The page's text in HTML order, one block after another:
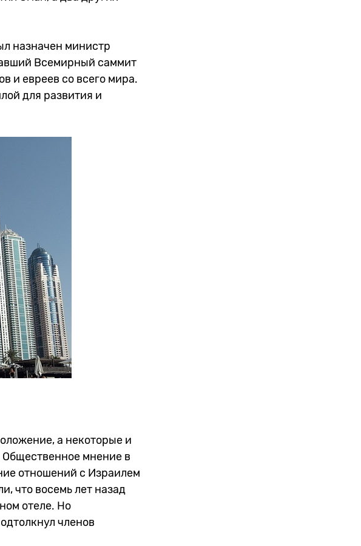
назначен министр
Всемирный саммит
и евреев со всего мира.
для развития и
а некоторые и
мнение в
отношений с Израилем
что восемь лет назад
отеле. Но
членов